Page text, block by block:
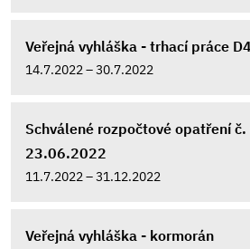
Veřejná vyhláška - trhací práce D4
14.7.2022 – 30.7.2022
Schválené rozpočtové opatření č.
23.06.2022
11.7.2022 – 31.12.2022
Veřejná vyhláška - kormorán